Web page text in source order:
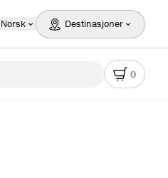
Norsk Destinasjoner
0